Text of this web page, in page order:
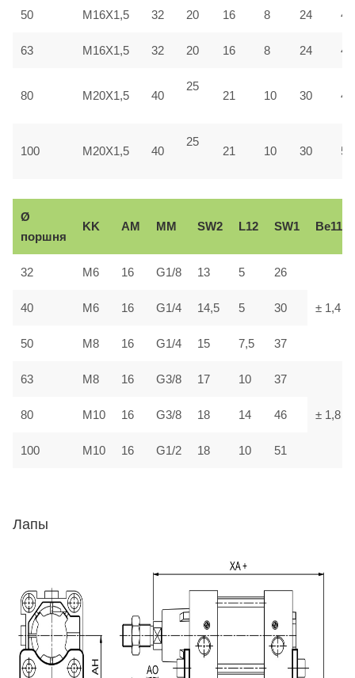
50 M16X1,5 32 20 16 8 24 40
63 M16X1,5 32 20 16 8 24 45
80 M20X1,5 40
25
21 10 30 45
100 M20X1,5 40
25
21 10 30 55
Ø
поршня
KK AM ММ SW2 L12 SW1 Вe11
32 М6 16 G1/8 13 5 26
± 1,4
40 М6 16 G1/4 14,5 5 30
50 М8 16 G1/4 15 7,5 37
63 М8 16 G3/8 17 10 37
± 1,8
80 М10 16 G3/8 18 14 46
100 М10 16 G1/2 18 10 51
Лапы